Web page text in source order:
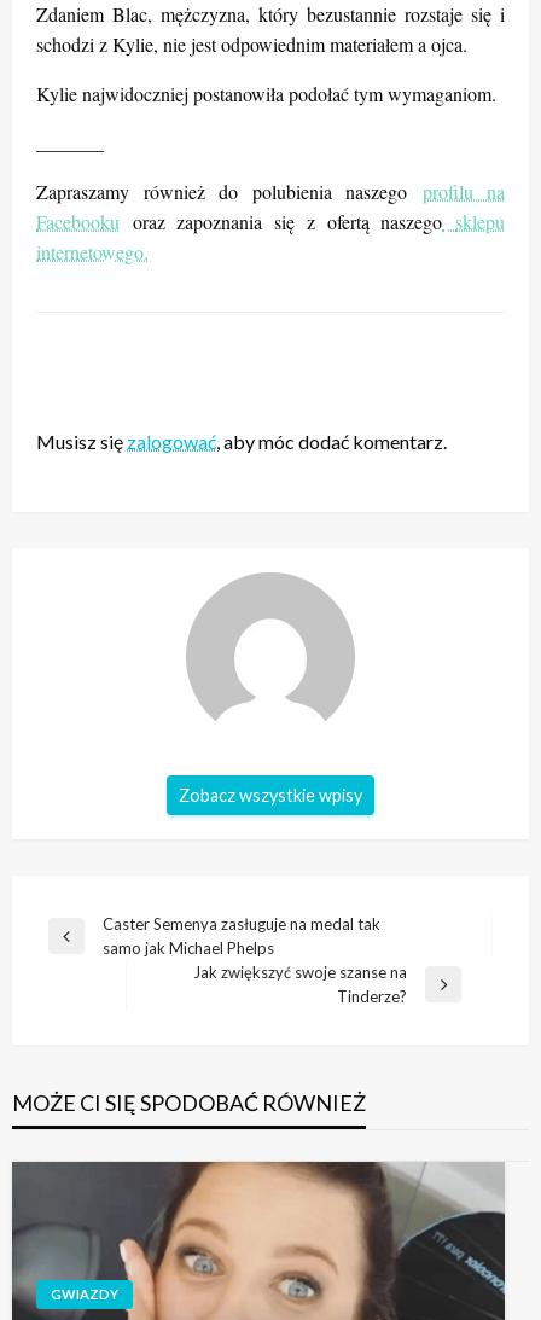
Zdaniem Blac, mężczyzna, który bezustannie rozstaje się i
schodzi z Kylie, nie jest odpowiednim materiałem a ojca.
Kylie najwidoczniej postanowiła podołać tym wymaganiom.
Zapraszamy również do polubienia naszego profilu na
Facebooku oraz zapoznania się z ofertą naszego sklepu
internetowego.
Musisz się zalogować, aby móc dodać komentarz.
Zobacz wszystkie wpisy
Nawigacja
wpisu
Poprzedni
Caster Semenya zasługuje na medal tak
samo jak Michael Phelps
Jak zwiększyć swoje szanse na
Tinderze?
MOŻE CI SIĘ SPODOBAĆ RÓWNIEŻ
GWIAZDY